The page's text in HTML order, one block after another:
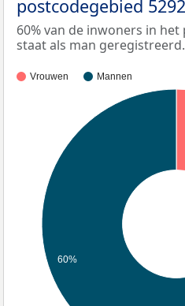
postcodegebied
60% van de inwoners in
staat als man geregistreerd.
Vrouwen Mannen
60%